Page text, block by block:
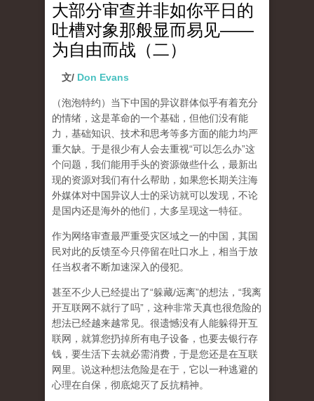
大部分审查并非如你平日的
吐槽对象那般显而易见——
为自由而战（二）
文/ Don Evans
（泡泡特约） 当下中国的异议群体似乎有着充分
的情绪，这是革命的一个基础，但他们没有能
力，基础知识、技术和思考等多方面的能力均严
重欠缺。于是很少有人会去重视“可以怎么办”这
个问题，我们能用手头的资源做些什么，最新出
现的资源对我们有什么帮助，如果您长期关注海
外媒体对中国异议人士的采访就可以发现，不论
是国内还是海外的他们，大多呈现这一特征。
作为网络审查最严重受灾区域之一的中国，其国
民对此的反馈至今只停留在吐口水上，相当于放
任当权者不断加速深入的侵犯。
甚至不少人已经提出了“躲藏/远离”的想法，“我离
开互联网不就行了吗”，这种非常天真也很危险的
想法已经越来越常见。很遗憾没有人能躲得开互
联网，就算您扔掉所有电子设备，也要去银行存
钱，要生活下去就必需消费，于是您还是在互联
网里。说这种想法危险是在于，它以一种逃避的
心理在自保，彻底熄灭了反抗精神。